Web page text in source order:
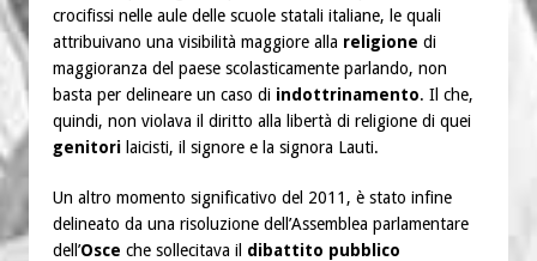
crocifissi nelle aule delle scuole statali italiane, le quali
attribuivano una visibilità maggiore alla religione di
maggioranza del paese scolasticamente parlando, non
basta per delineare un caso di indottrinamento. Il che,
quindi, non violava il diritto alla libertà di religione di quei
genitori laicisti, il signore e la signora Lauti.
Un altro momento significativo del 2011, è stato infine
delineato da una risoluzione dell’Assemblea parlamentare
dell’Osce che sollecitava il dibattito pubblico